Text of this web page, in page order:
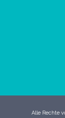
Alle Rechte